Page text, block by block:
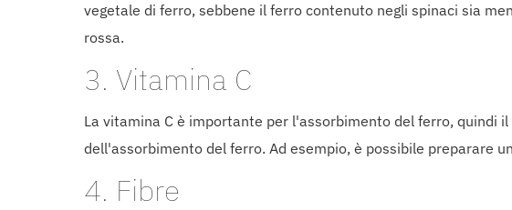
vegetale di ferro, sebbene il ferro contenuto negli spinaci sia
rossa.
3. Vitamina C
La vitamina C è importante per l'assorbimento del ferro, quindi
dell'assorbimento del ferro. Ad esempio, è possibile preparare
4. Fibre